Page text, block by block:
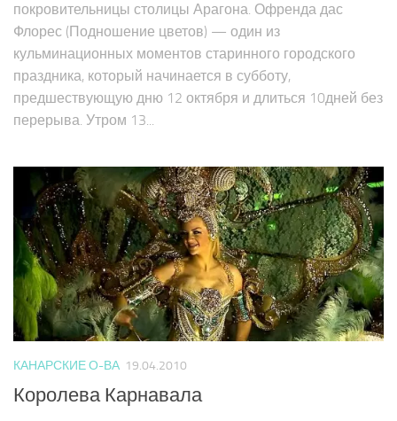
покровительницы столицы Арагона. Офренда дас
Флорес (Подношение цветов) — один из
кульминационных моментов старинного городского
праздника, который начинается в субботу,
предшествующую дню 12 октября и длиться 10дней без
перерыва. Утром 13...
КАНАРСКИЕ О-ВА 19.04.2010
Королева Карнавала